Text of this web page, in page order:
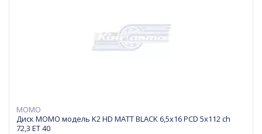
MOMO
Диск MOMO модель K2 HD MATT BLACK 6,5х16 PCD 5x112 ch
72,3 ET 40